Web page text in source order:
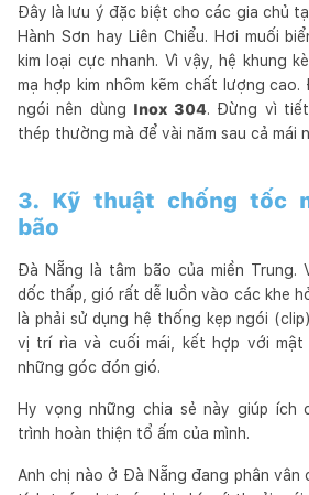
Đây là lưu ý đặc biệt cho các gia chủ
Hành Sơn hay Liên Chiểu. Hơi muối
kim loại cực nhanh. Vì vậy, hệ khung
mạ hợp kim nhôm kẽm chất lượng
ngói nên dùng Inox 304. Đừng vì
thép thường mà để vài năm sau cả mái
3. Kỹ thuật chống tốc
bão
Đà Nẵng là tâm bão của miền Trung.
dốc thấp, gió rất dễ luồn vào các khe
là phải sử dụng hệ thống kẹp ngói
vị trí rìa và cuối mái, kết hợp với
những góc đón gió.
Hy vọng những chia sẻ này giúp ích
trình hoàn thiện tổ ấm của mình.
Anh chị nào ở Đà Nẵng đang phân vân